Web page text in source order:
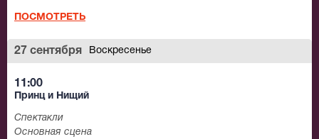
ПОСМОТРЕТЬ
27 сентября Воскресенье
11:00
Принц и Нищий
Спектакли
Основная сцена